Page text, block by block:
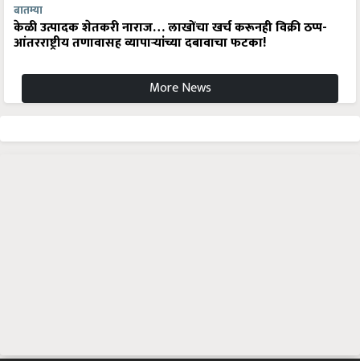
बातम्या
केळी उत्पादक शेतकरी नाराज… लाखोंचा खर्च करूनही विक्री ठप्प-
आंतरराष्ट्रीय तणावासह व्यापाऱ्यांच्या दबावाचा फटका!
More News